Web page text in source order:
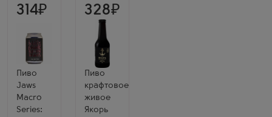
314
Пиво
Jaws
Macro
Series:
328
Пиво
крафтовое
живое
Якорь